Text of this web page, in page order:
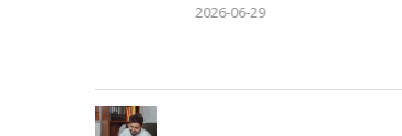
2026-06-29